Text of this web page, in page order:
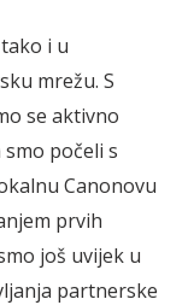
i u
mrežu. S
se aktivno
počeli s
Canonovu
prvih
još uvijek u
partnerske